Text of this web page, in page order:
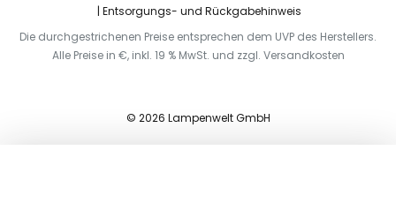
Entsorgungs- und Rückgabehinweis
Die durchgestrichenen Preise entsprechen dem UVP des Herstellers.
Alle Preise in €, inkl. 19 % MwSt. und zzgl. Versandkosten
© 2026 Lampenwelt GmbH